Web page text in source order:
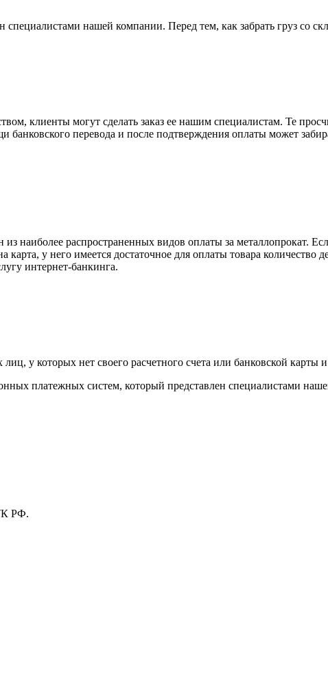
нашей компании. Перед тем, как забрать груз со
клиенты могут сделать заказ ее нашим специалистам. Те
перевода и после подтверждения оплаты может
наиболее распространенных видов оплаты за металлопрокат.
карта, у него имеется достаточное для оплаты товара
интернет-банкинга.
у которых нет своего расчетного счета или банковской карты
платежных систем, который представлен специалистами
РФ.